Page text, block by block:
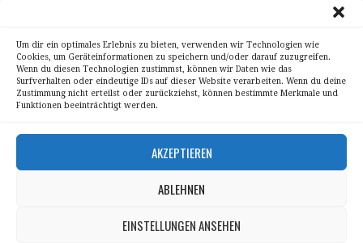
Um dir ein optimales Erlebnis zu bieten, verwenden wir Technologien wie
Cookies, um Geräteinformationen zu speichern und/oder darauf zuzugreifen.
Wenn du diesen Technologien zustimmst, können wir Daten wie das
Surfverhalten oder eindeutige IDs auf dieser Website verarbeiten. Wenn du deine
Zustimmung nicht erteilst oder zurückziehst, können bestimmte Merkmale und
Funktionen beeinträchtigt werden.
AKZEPTIEREN
ABLEHNEN
EINSTELLUNGEN ANSEHEN
Kontakt
Alle Bilder unterliegen dem Urheberrecht von
Sebastian Trandafir
All pictures © 2008 – 2026 by